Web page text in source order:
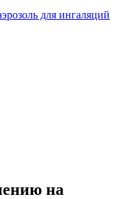
для ингаляций
на